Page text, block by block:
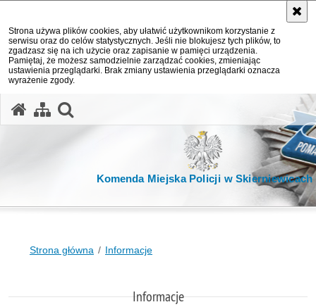
Strona używa plików cookies, aby ułatwić użytkownikom korzystanie z
serwisu oraz do celów statystycznych. Jeśli nie blokujesz tych plików, to
zgadzasz się na ich użycie oraz zapisanie w pamięci urządzenia.
Pamiętaj, że możesz samodzielnie zarządzać cookies, zmieniając
ustawienia przeglądarki. Brak zmiany ustawienia przeglądarki oznacza
wyrażenie zgody.
Komenda Miejska Policji w Skierniewicach
Strona główna Informacje
Informacje